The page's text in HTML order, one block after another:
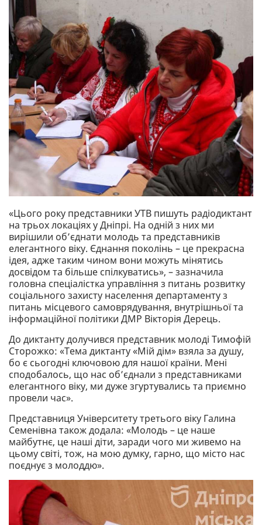
«Цього року представники УТВ пишуть радіодиктант
на трьох локаціях у Дніпрі. На одній з них ми
вирішили обʼєднати молодь та представників
елегантного віку. Єднання поколінь – це прекрасна
ідея, адже таким чином вони можуть мінятись
досвідом та більше спілкуватись», – зазначила
головна спеціалістка управління з питань розвитку
соціального захисту населення департаменту з
питань місцевого самоврядування, внутрішньої та
інформаційної політики ДМР Вікторія Дерець.
До диктанту долучився представник молоді Тимофій
Сторожко: «Тема диктанту «Мій дім» взяла за душу,
бо є сьогодні ключовою для нашої країни. Мені
сподобалось, що нас обʼєднали з представниками
елегантного віку, ми дуже згуртувались та приємно
провели час».
Представниця Університету третього віку Галина
Семенівна також додала: «Молодь – це наше
майбутнє, це наші діти, заради чого ми живемо на
цьому світі, тож, на мою думку, гарно, що місто нас
поєднує з молоддю».